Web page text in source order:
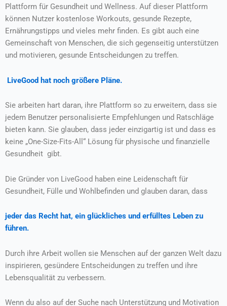
Plattform für Gesundheit und Wellness. Auf dieser Plattform
können Nutzer kostenlose Workouts, gesunde Rezepte,
Ernährungstipps und vieles mehr finden. Es gibt auch eine
Gemeinschaft von Menschen, die sich gegenseitig unterstützen
und motivieren, gesunde Entscheidungen zu treffen.
LiveGood hat noch größere Pläne.
Sie arbeiten hart daran, ihre Plattform so zu erweitern, dass sie
jedem Benutzer personalisierte Empfehlungen und Ratschläge
bieten kann. Sie glauben, dass jeder einzigartig ist und dass es
keine „One-Size-Fits-All“ Lösung für physische und finanzielle
Gesundheit gibt.
Die Gründer von LiveGood haben eine Leidenschaft für
Gesundheit, Fülle und Wohlbefinden und glauben daran, dass
jeder das Recht hat, ein glückliches und erfülltes Leben zu
führen.
Durch ihre Arbeit wollen sie Menschen auf der ganzen Welt dazu
inspirieren, gesündere Entscheidungen zu treffen und ihre
Lebensqualität zu verbessern.
Wenn du also auf der Suche nach Unterstützung und Motivation